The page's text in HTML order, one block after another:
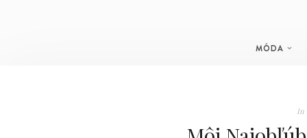
MÓDA
In